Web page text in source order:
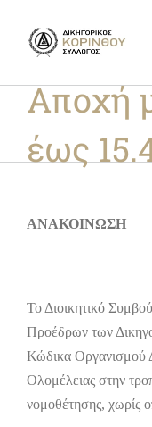
content
Αποχή
έως
ΑΝΑΚΟΙΝΩΣΗ
Το Διοικητικό
Προέδρων των
Κώδικα Οργανισμού
Ολομέλειας στην
νομοθέτησης, χωρίς